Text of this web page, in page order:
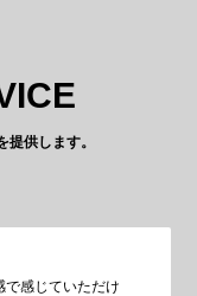
供します。
で感じていただけ